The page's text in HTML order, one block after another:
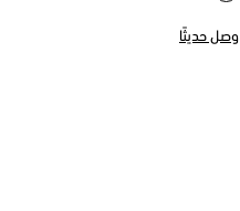
وصل حديثًا